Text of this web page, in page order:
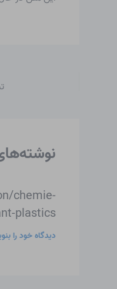
chemie-
plastics
دیدگاه‌ خود را